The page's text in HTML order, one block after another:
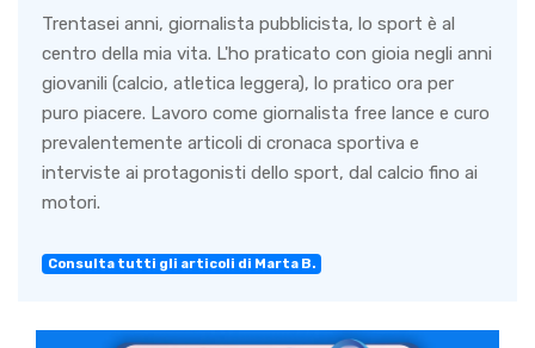
Trentasei anni, giornalista pubblicista, lo sport è al
centro della mia vita. L'ho praticato con gioia negli anni
giovanili (calcio, atletica leggera), lo pratico ora per
puro piacere. Lavoro come giornalista free lance e curo
prevalentemente articoli di cronaca sportiva e
interviste ai protagonisti dello sport, dal calcio fino ai
motori.
Consulta tutti gli articoli di Marta B.